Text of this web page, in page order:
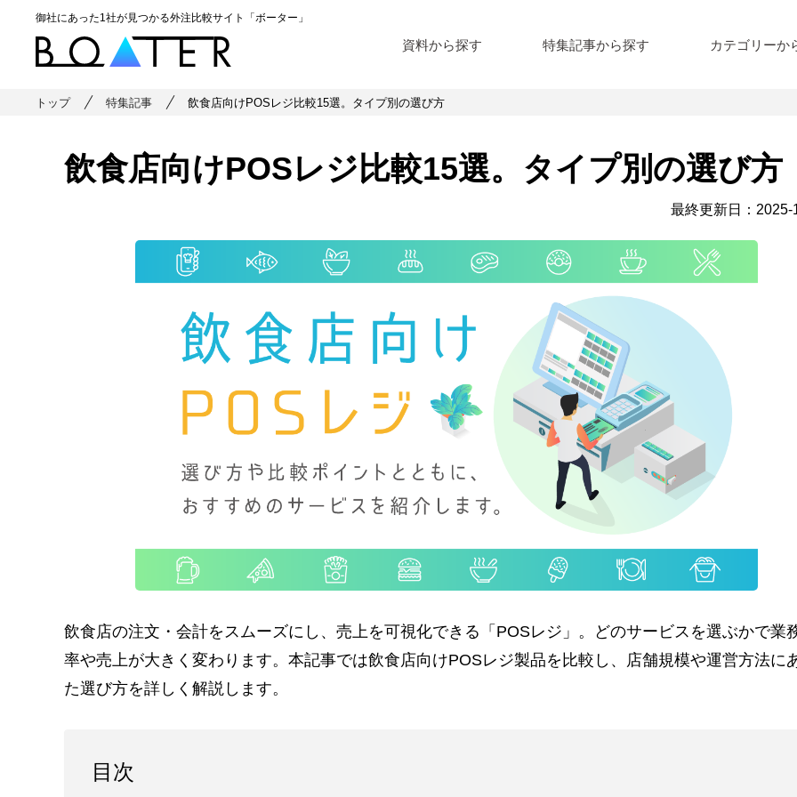
御社にあった1社が見つかる外注比較サイト「ボーター」
資料から探す 特集記事から探す カテゴリーか
トップ 特集記事 飲食店向けPOSレジ比較15選。タイプ別の選び方
飲食店向けPOSレジ比較15選。タイプ別の選び方
最終更新⽇：2025-
飲食店の注文・会計をスムーズにし、売上を可視化できる「POSレジ」。どのサービスを選ぶかで業
率や売上が大きく変わります。本記事では飲食店向けPOSレジ製品を比較し、店舗規模や運営方法に
た選び方を詳しく解説します。
目次